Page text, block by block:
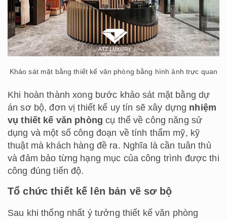
Khảo sát mặt bằng thiết kế văn phòng bằng hình ảnh trực quan
Khi hoàn thành xong bước khảo sát mặt bằng dự
án sơ bộ, đơn vị thiết kế uy tín sẽ xây dựng nhiệm
vụ thiết kế văn phòng cụ thể về công năng sử
dụng và một số công đoạn về tính thẩm mỹ, kỹ
thuật mà khách hàng đề ra. Nghĩa là cần tuân thủ
và đảm bảo từng hạng mục của công trình được thi
công đúng tiến độ.
Tổ chức thiết kế lên bản vẽ sơ bộ
Sau khi thống nhất ý tưởng thiết kế văn phòng